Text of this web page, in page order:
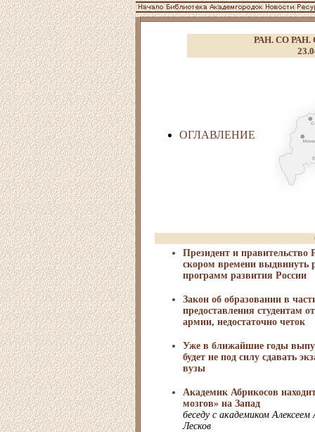
РАН. СО РАН.
ОГЛАВЛЕНИЕ
Президент и
скором времени выдвинуть
программ развития России
Закон об образовании в
предоставления студентам
армии, недостаточно четок
Уже в ближайшие годы
будет не под силу сдавать
вузы
Академик Абрикосов
мозгов» на Запад
беседу с академиком
Лесков